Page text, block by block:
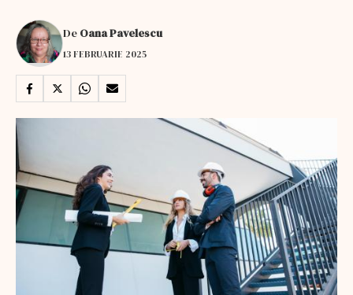
De Oana Pavelescu
13 FEBRUARIE 2025